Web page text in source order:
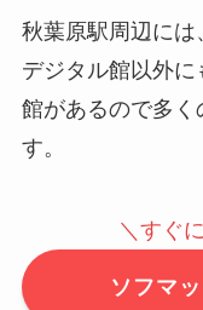
秋葉原駅周辺には
デジタル館以外に
館があるので多く
す。
＼すぐ
ソフマ